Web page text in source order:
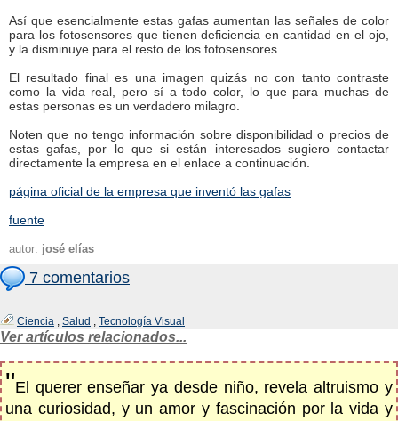
Así que esencialmente estas gafas aumentan las señales de color
para los fotosensores que tienen deficiencia en cantidad en el ojo,
y la disminuye para el resto de los fotosensores.
El resultado final es una imagen quizás no con tanto contraste
como la vida real, pero sí a todo color, lo que para muchas de
estas personas es un verdadero milagro.
Noten que no tengo información sobre disponibilidad o precios de
estas gafas, por lo que si están interesados sugiero contactar
directamente la empresa en el enlace a continuación.
página oficial de la empresa que inventó las gafas
fuente
autor: josé elías
7 comentarios
Ciencia , Salud , Tecnología Visual
Ver artículos relacionados...
"El querer enseñar ya desde niño, revela altruismo y
una curiosidad, y un amor y fascinación por la vida y